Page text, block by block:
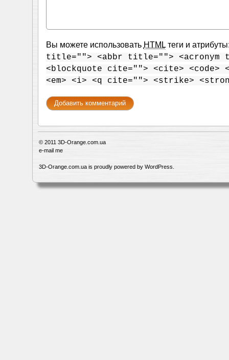
Вы можете использовать HTMLтеги и
title=""> <abbr title=""> <acronym
<blockquote cite=""> <cite> <code>
<em> <i> <q cite=""> <strike>
© 2011 3D-Orange.com.ua
e-mail me
3D-Orange.com.ua is proudly powered by WordPress